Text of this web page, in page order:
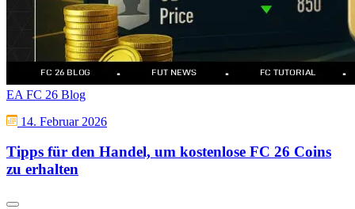
EA FC 26 Blog
14. Februar 2026
Tipps für den Handel, um kostenlose FC 26 Coins
zu erhalten